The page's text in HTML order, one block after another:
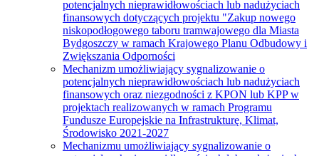
potencjalnych nieprawidłowościach lub nadużyciach
finansowych dotyczących projektu "Zakup nowego
niskopodłogowego taboru tramwajowego dla Miasta
Bydgoszczy w ramach Krajowego Planu Odbudowy i
Zwiększania Odporności
Mechanizm umożliwiający sygnalizowanie o
potencjalnych nieprawidłowościach lub nadużyciach
finansowych oraz niezgodności z KPON lub KPP w
projektach realizowanych w ramach Programu
Fundusze Europejskie na Infrastrukturę, Klimat,
Środowisko 2021-2027
Mechanizmu umożliwiający sygnalizowanie o